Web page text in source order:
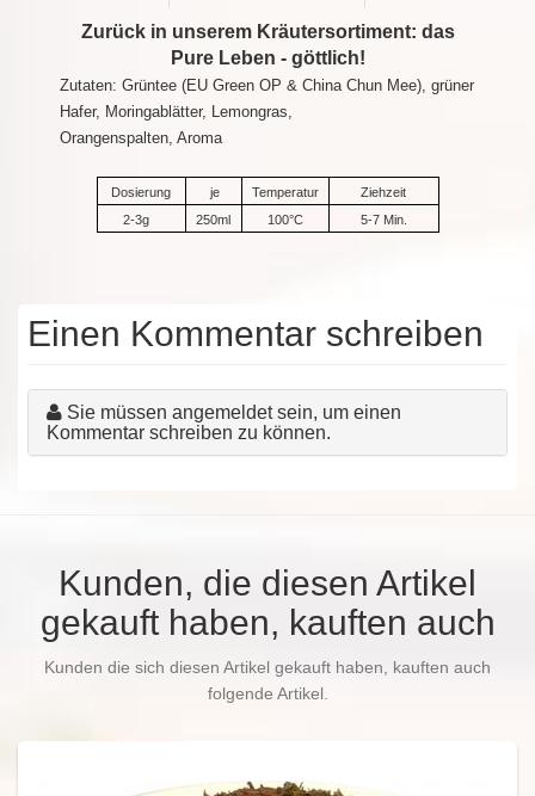
Zurück in unserem Kräutersortiment: das
Pure Leben - göttlich!
Zutaten: Grüntee (EU Green OP & China Chun Mee), grüner
Hafer, Moringablätter, Lemongras,
Orangenspalten, Aroma
Dosierung je Temperatur
Ziehzeit
2-3g
250ml 100°C 5-7 Min.
Einen Kommentar schreiben
Sie müssen angemeldet sein, um einen
Kommentar schreiben zu können.
Kunden, die diesen Artikel
gekauft haben, kauften auch
Kunden die sich diesen Artikel gekauft haben, kauften auch
folgende Artikel.